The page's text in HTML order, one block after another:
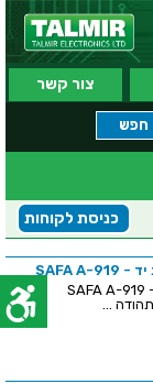
צור קשר
כניסת לקוחות
רדיו FM אנלוגי מארז עץ עבודת יד - SAFA A-919